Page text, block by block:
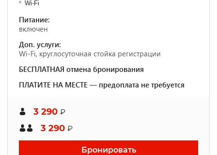
Wi-Fi
Питание:
включен
Доп. услуги:
Wi-Fi, круглосуточная стойка регистрации
БЕСПЛАТНАЯ отмена бронирования
ПЛАТИТЕ НА МЕСТЕ — предоплата не требуется
3 290 ₽
3 290 ₽
Бронировать